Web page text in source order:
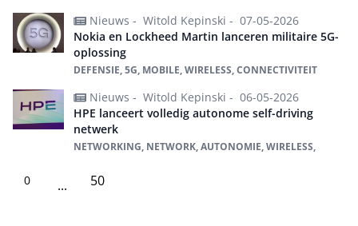
Nieuws - Witold Kepinski - 07-05-2026
Nokia en Lockheed Martin lanceren militaire 5G-
oplossing
DEFENSIE, 5G, MOBILE, WIRELESS, CONNECTIVITEIT
Nieuws - Witold Kepinski - 06-05-2026
HPE lanceert volledig autonome self-driving
netwerk
NETWORKING, NETWORK, AUTONOMIE, WIRELESS,
0 ... 50